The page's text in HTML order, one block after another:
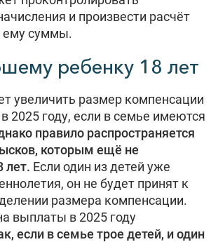
и произвести расчёт
ему суммы.
ребенку 18 лет
увеличить размер компенсации
2025 году, если в семье имеются
правило распространяется
которым ещё не
лет. Если один из детей уже
он не будет принят к
размера компенсации.
выплаты в 2025 году
если в семье трое детей, и один